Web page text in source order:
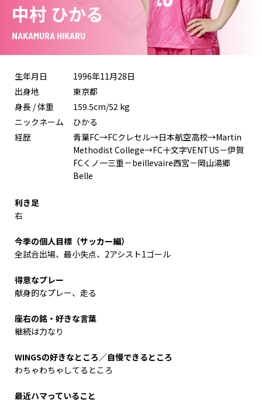
中村 ひかる
NAKAMURA HIKARU
生年月日
1996年11月28日
出身地
東京都
身長 / 体重
159.5cm/52 kg
ニックネーム
ひかる
経歴
青葉FC→FCクレセル→日本航空高校→Martin
Methodist College→FC十文字VENTUS－伊賀
FCくノ一三重－beillevaire西宮－岡山湯郷
Belle
利き足
右
今季の個人目標（サッカー編）
全試合出場、最小失点、2アシスト1ゴール
得意なプレー
献身的なプレー、走る
座右の銘・好きな言葉
継続は力なり
WINGSの好きなところ／自慢できるところ
わちゃわちゃしてるところ
最近ハマっていること